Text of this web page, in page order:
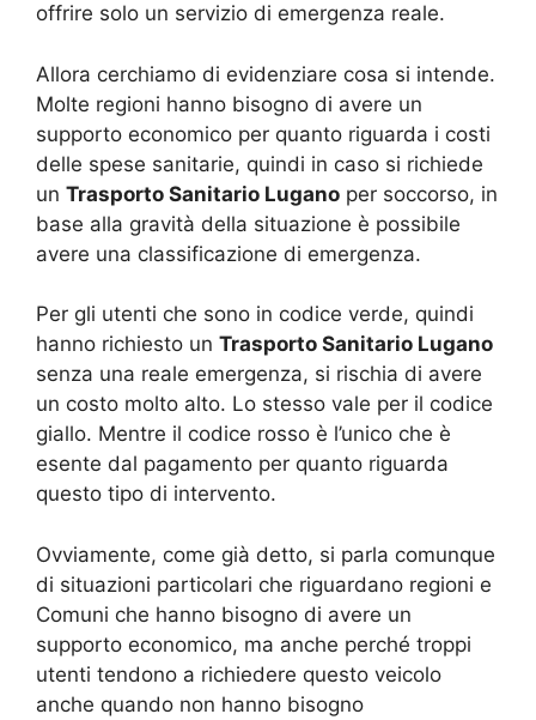
offrire solo un servizio di emergenza reale.
Allora cerchiamo di evidenziare cosa si intende.
Molte regioni hanno bisogno di avere un
supporto economico per quanto riguarda i costi
delle spese sanitarie, quindi in caso si richiede
un Trasporto Sanitario Lugano per soccorso, in
base alla gravità della situazione è possibile
avere una classificazione di emergenza.
Per gli utenti che sono in codice verde, quindi
hanno richiesto un Trasporto Sanitario Lugano
senza una reale emergenza, si rischia di avere
un costo molto alto. Lo stesso vale per il codice
giallo. Mentre il codice rosso è l’unico che è
esente dal pagamento per quanto riguarda
questo tipo di intervento.
Ovviamente, come già detto, si parla comunque
di situazioni particolari che riguardano regioni e
Comuni che hanno bisogno di avere un
supporto economico, ma anche perché troppi
utenti tendono a richiedere questo veicolo
anche quando non hanno bisogno